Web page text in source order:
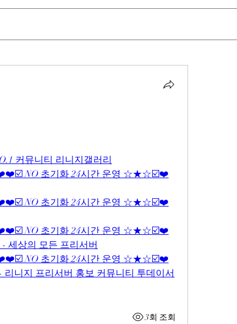
커뮤니티 리니지갤러리
NO 초기화 24시간 운영 ☆★☆☑️❤️
NO 초기화 24시간 운영 ☆★☆☑️❤️
NO 초기화 24시간 운영 ☆★☆☑️❤️
세상의 모든 프리서버
NO 초기화 24시간 운영 ☆★☆☑️❤️
니지 프리서버 홍보 커뮤니티 투데이서
3회 조회